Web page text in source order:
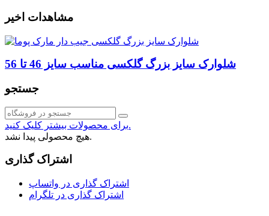
مشاهدات اخیر
شلوارک سایز بزرگ گلکسی مناسب سایز 46 تا 56
جستجو
برای محصولات بیشتر کلیک کنید.
هیچ محصولی پیدا نشد.
اشتراک گذاری
اشتراک گذاری در واتساپ
اشتراک گذاری در تلگرام